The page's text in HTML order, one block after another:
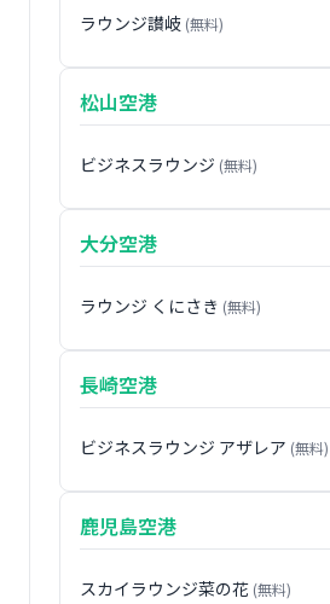
ラウンジ讃岐 (無料)
松山空港
ビジネスラウンジ (無料)
大分空港
ラウンジ くにさき (無料)
長崎空港
ビジネスラウンジ アザレア (無料)
鹿児島空港
スカイラウンジ菜の花 (無料)